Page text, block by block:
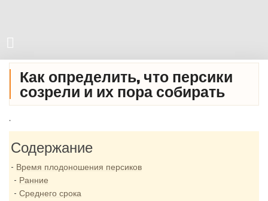
Как определить, что персики
созрели и их пора собирать
.
Содержание
Время плодоношения персиков
Ранние
Среднего срока